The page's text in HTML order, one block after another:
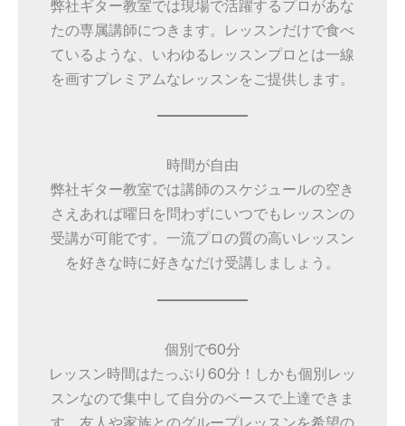
弊社ギター教室では現場で活躍するプロがあな
たの専属講師につきます。レッスンだけで食べ
ているような、いわゆるレッスンプロとは一線
を画すプレミアムなレッスンをご提供します。
時間が自由
弊社ギター教室では講師のスケジュールの空き
さえあれば曜日を問わずにいつでもレッスンの
受講が可能です。一流プロの質の高いレッスン
を好きな時に好きなだけ受講しましょう。
個別で60分
レッスン時間はたっぷり60分！しかも個別レッ
スンなので集中して自分のペースで上達できま
す。友人や家族とのグループレッスンを希望の